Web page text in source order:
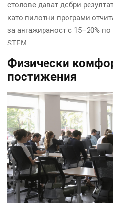
столове дават добри
като пилотни програми
за ангажираност с 15–20%
STEM.
Физически
постижения